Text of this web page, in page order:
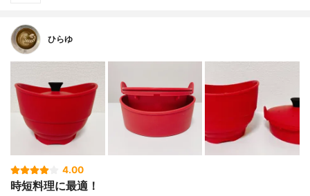
ひらゆ
4.00
時短料理に最適！